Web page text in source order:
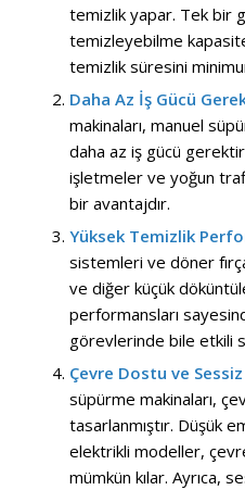
temizlik yapar. Tek bir
temizleyebilme
temizlik süresini
Daha Az İş Gücü
makinaları, manuel
daha az iş gücü
işletmeler ve yoğun
bir avantajdır.
Yüksek Temizlik
sistemleri ve döner
ve diğer küçük
performansları
görevlerinde bile etkili
Çevre Dostu ve Sessiz
süpürme makinaları,
tasarlanmıştır. Düşük
elektrikli modeller,
mümkün kılar. Ayrıca,